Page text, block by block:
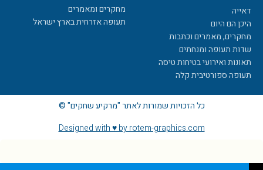
דאייה
היכן הם היום
מחקרים, מאמרים וכתבות
שדות תעופה ומנחתים
תאונות ואירועי בטיחות טיסה
תעופה ספורטיבית קלה
מחקרים ומאמרים
תעופה אזרחית בארץ ישראל
כל הזכויות שמורות לאתר "מרקיע שחקים" ©
Designed with ♥ by rotem-graphics.com